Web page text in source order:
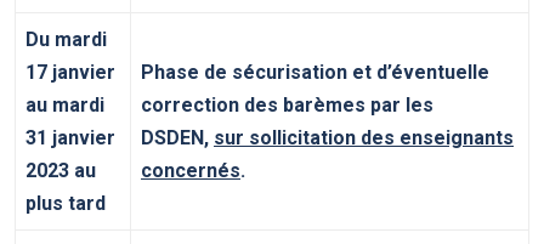
Du mardi
17 janvier
au mardi
31 janvier
2023 au
plus tard
Phase de sécurisation et d’éventuelle
correction des barèmes par les
DSDEN, sur sollicitation des enseignants
concernés.